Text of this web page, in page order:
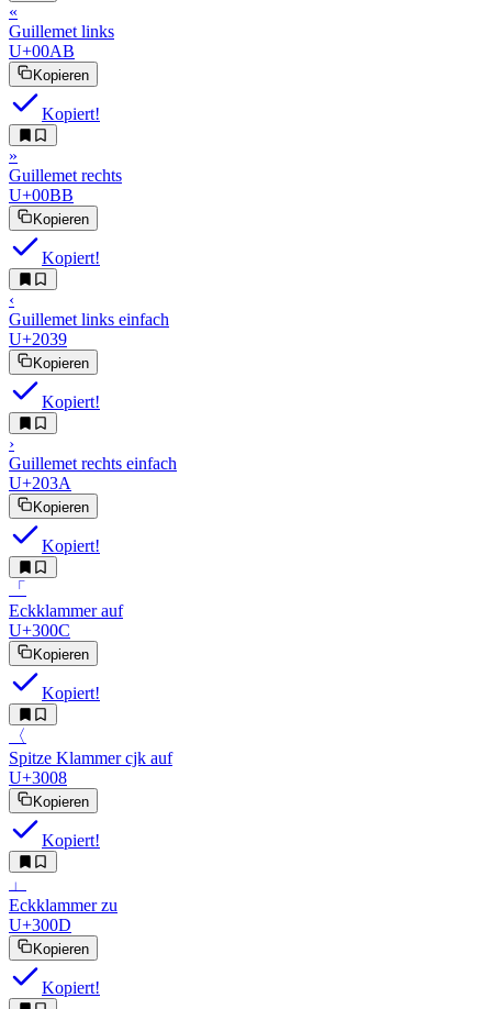
«︎
Guillemet links
U+00AB
Kopieren
Kopiert!
»︎
Guillemet rechts
U+00BB
Kopieren
Kopiert!
‹︎
Guillemet links einfach
U+2039
Kopieren
Kopiert!
›︎
Guillemet rechts einfach
U+203A
Kopieren
Kopiert!
「︎
Eckklammer auf
U+300C
Kopieren
Kopiert!
〈︎
Spitze Klammer cjk auf
U+3008
Kopieren
Kopiert!
」︎
Eckklammer zu
U+300D
Kopieren
Kopiert!